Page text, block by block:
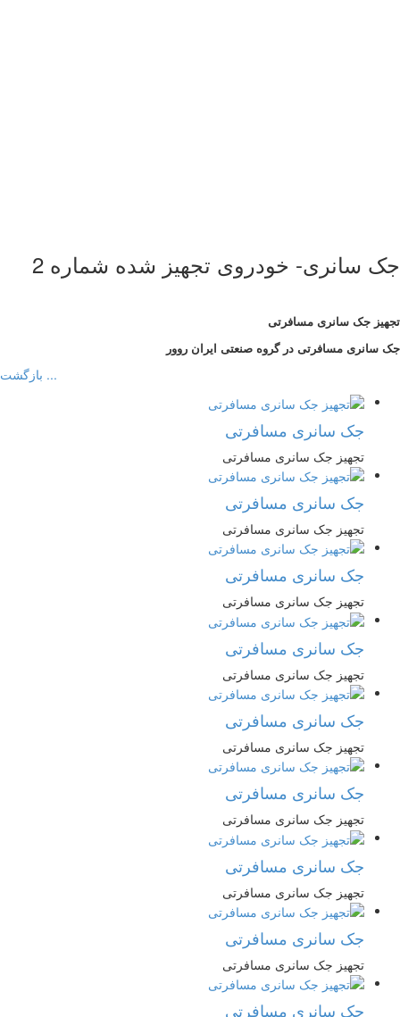
جک سانری- خودروی تجهیز شده شماره 2
تجهیز جک سانری مسافرتی
جک سانری مسافرتی در گروه صنعتی ایران روور
... بازگشت
جک سانری مسافرتی
تجهیز جک سانری مسافرتی
جک سانری مسافرتی
تجهیز جک سانری مسافرتی
جک سانری مسافرتی
تجهیز جک سانری مسافرتی
جک سانری مسافرتی
تجهیز جک سانری مسافرتی
جک سانری مسافرتی
تجهیز جک سانری مسافرتی
جک سانری مسافرتی
تجهیز جک سانری مسافرتی
جک سانری مسافرتی
تجهیز جک سانری مسافرتی
جک سانری مسافرتی
تجهیز جک سانری مسافرتی
جک سانری مسافرتی